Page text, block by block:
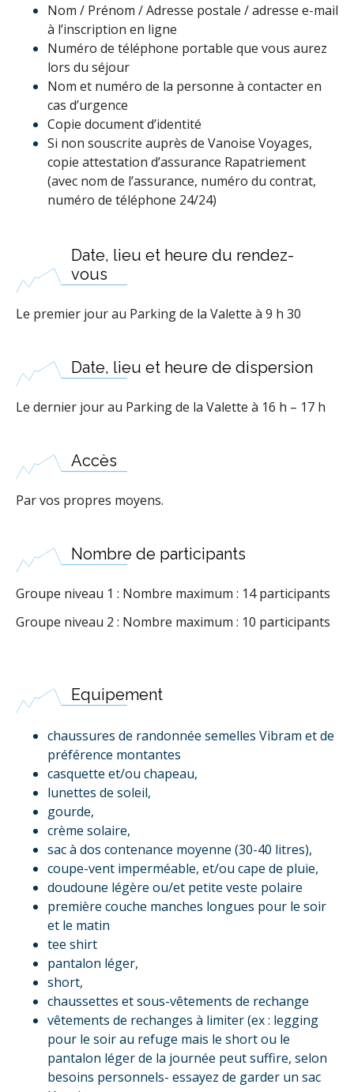
Nom / Prénom / Adresse postale / adresse e-mail
à l’inscription en ligne
Numéro de téléphone portable que vous aurez
lors du séjour
Nom et numéro de la personne à contacter en
cas d’urgence
Copie document d’identité
Si non souscrite auprès de Vanoise Voyages,
copie attestation d’assurance Rapatriement
(avec nom de l’assurance, numéro du contrat,
numéro de téléphone 24/24)
Date, lieu et heure du rendez-
vous
Le premier jour au Parking de la Valette à 9 h 30
Date, lieu et heure de dispersion
Le dernier jour au Parking de la Valette à 16 h – 17 h
Accès
Par vos propres moyens.
Nombre de participants
Groupe niveau 1 : Nombre maximum : 14 participants
Groupe niveau 2 : Nombre maximum : 10 participants
Equipement
chaussures de randonnée semelles Vibram et de
préférence montantes
casquette et/ou chapeau,
lunettes de soleil,
gourde,
crème solaire,
sac à dos contenance moyenne (30-40 litres),
coupe-vent imperméable, et/ou cape de pluie,
doudoune légère ou/et petite veste polaire
première couche manches longues pour le soir
et le matin
tee shirt
pantalon léger,
short,
chaussettes et sous-vêtements de rechange
vêtements de rechanges à limiter (ex : legging
pour le soir au refuge mais le short ou le
pantalon léger de la journée peut suffire, selon
besoins personnels- essayez de garder un sac